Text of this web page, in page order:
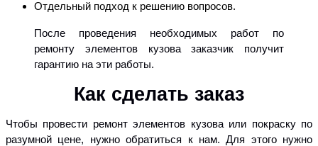
Отдельный подход к решению вопросов.
После проведения необходимых работ по
ремонту элементов кузова заказчик получит
гарантию на эти работы.
Как сделать заказ
Чтобы провести ремонт элементов кузова или покраску по
разумной цене, нужно обратиться к нам. Для этого нужно